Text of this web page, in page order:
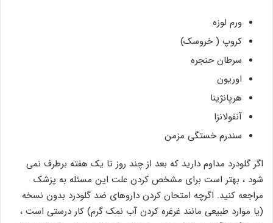
ورم لوزه
کروپ ( خروسک)
سرطان حنجره
اوریون
هرپانژینا
آنفولانزا
سندرم خستگی مزمن
اگر گلودرد مداوم دارید که بعد از چند روز تا یک هفته برطرف نمی
شود ، بهتر است برای مشخص کردن علت این مسئله به پزشک
مراجعه کنید. اگرچه امتحان کردن داروهای ضد گلودرد بدون نسخه
(یا موارد طبیعی مانند غرغره کردن آب نمک گرم) کار درستی است ،